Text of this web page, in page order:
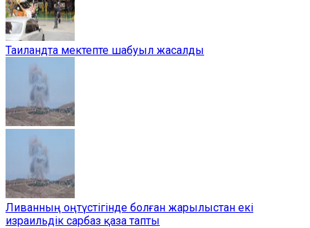
Таиландта мектепте шабуыл жасалды
Ливанның оңтүстігінде болған жарылыстан екі
израильдік сарбаз қаза тапты